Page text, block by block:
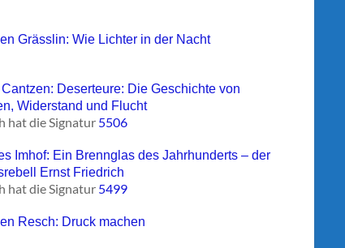
Grässlin: Wie Lichter in der Nacht
Deserteure: Die Geschichte von
Widerstand und Flucht
hat die Signatur 5506
Imhof: Ein Brennglas des Jahrhunderts – der
Ernst Friedrich
hat die Signatur 5499
Resch: Druck machen